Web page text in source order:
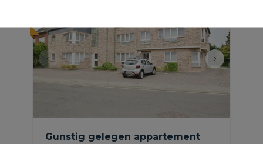
Gunstig gelegen appartement